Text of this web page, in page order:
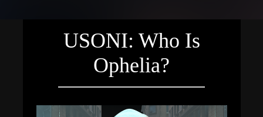
USONI: Who Is
Ophelia?